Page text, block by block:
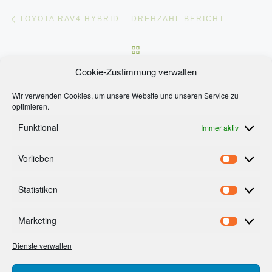
Cookie-Zustimmung verwalten
Wir verwenden Cookies, um unsere Website und unseren Service zu
optimieren.
Funktional Immer aktiv
Vorlieben
Statistiken
Marketing
Dienste verwalten
Beitragsnavigation
TOYOTA RAV4 HYBRID – DREHZAHL BERICHT
MESSE BLÜHENDES ÖSTERREICH WELS 2016
Footermenue
AGB’s
Cookie-Richtlinie (EU)